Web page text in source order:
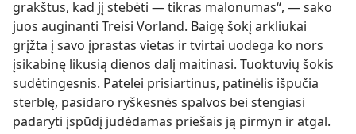
grakštus, kad jį stebėti — tikras malonumas“, — sako
juos auginanti Treisi Vorland. Baigę šokį arkliukai
grįžta į savo įprastas vietas ir tvirtai uodega ko nors
įsikabinę likusią dienos dalį maitinasi. Tuoktuvių šokis
sudėtingesnis. Patelei prisiartinus, patinėlis išpučia
sterblę, pasidaro ryškesnės spalvos bei stengiasi
padaryti įspūdį judėdamas priešais ją pirmyn ir atgal.